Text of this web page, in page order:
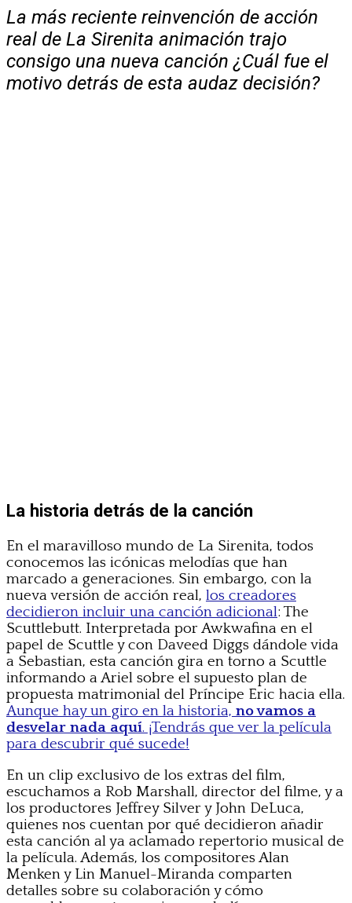
La más reciente reinvención de acción
real de La Sirenita animación trajo
consigo una nueva canción ¿Cuál fue el
motivo detrás de esta audaz decisión?
La historia detrás de la canción
En el maravilloso mundo de La Sirenita, todos
conocemos las icónicas melodías que han
marcado a generaciones. Sin embargo, con la
nueva versión de acción real, los creadores
decidieron incluir una canción adicional: The
Scuttlebutt. Interpretada por Awkwafina en el
papel de Scuttle y con Daveed Diggs dándole vida
a Sebastian, esta canción gira en torno a Scuttle
informando a Ariel sobre el supuesto plan de
propuesta matrimonial del Príncipe Eric hacia ella.
Aunque hay un giro en la historia, no vamos a
desvelar nada aquí. ¡Tendrás que ver la película
para descubrir qué sucede!
En un clip exclusivo de los extras del film,
escuchamos a Rob Marshall, director del filme, y a
los productores Jeffrey Silver y John DeLuca,
quienes nos cuentan por qué decidieron añadir
esta canción al ya aclamado repertorio musical de
la película. Además, los compositores Alan
Menken y Lin Manuel-Miranda comparten
detalles sobre su colaboración y cómo